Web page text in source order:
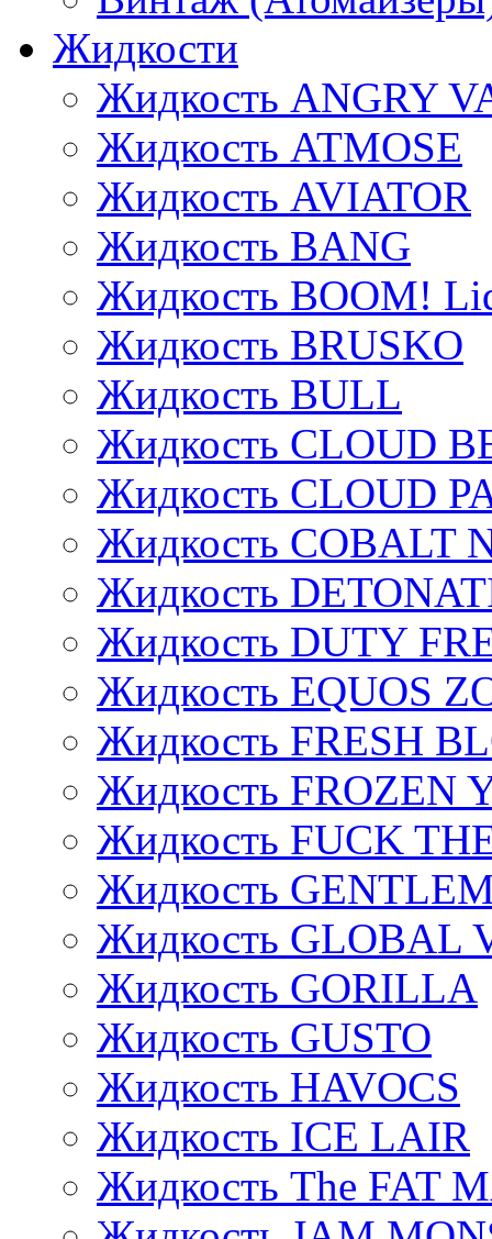
Жидкости
Жидкость ANGRY
Жидкость ATMOSE
Жидкость AVIATOR
Жидкость BANG
Жидкость BOOM!
Жидкость BRUSKO
Жидкость BULL
Жидкость CLOUD
Жидкость CLOUD
Жидкость COBALT
Жидкость
Жидкость DUTY
Жидкость EQUOS
Жидкость FRESH
Жидкость FROZEN
Жидкость FUCK
Жидкость
Жидкость GLOBAL
Жидкость GORILLA
Жидкость GUSTO
Жидкость HAVOCS
Жидкость ICE LAIR
Жидкость The FAT